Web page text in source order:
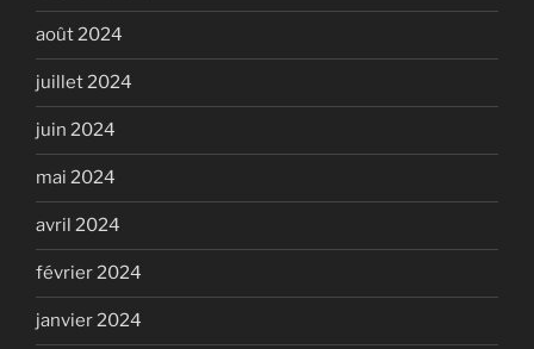
août 2024
juillet 2024
juin 2024
mai 2024
avril 2024
février 2024
janvier 2024